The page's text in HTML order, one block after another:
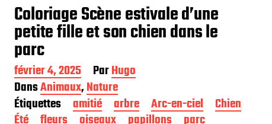
Coloriage Scène estivale d’une
petite fille et son chien dans le
parc
D
a
t
e
d
février 4, 2025 ParHugo
DansAnimaux,Nature
Étiquettes
amitié arbre Arc-en-ciel
Chien